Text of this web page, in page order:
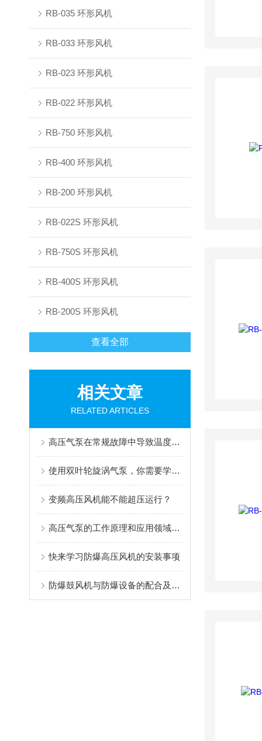
RB-035 环形风机
RB-033 环形风机
RB-023 环形风机
RB-022 环形风机
RB-750 环形风机
RB-400 环形风机
RB-200 环形风机
RB-022S 环形风机
RB-750S 环形风机
RB-400S 环形风机
RB-200S 环形风机
查看全部
相关文章
RELATED ARTICLES
高压气泵在常规故障中导致温度过高而烧机的原因及解决办法
使用双叶轮旋涡气泵，你需要学会自己更换叶轮
变频高压风机能不能超压运行？
高压气泵的工作原理和应用领域说明
快来学习防爆高压风机的安装事项
防爆鼓风机与防爆设备的配合及安全保障措施